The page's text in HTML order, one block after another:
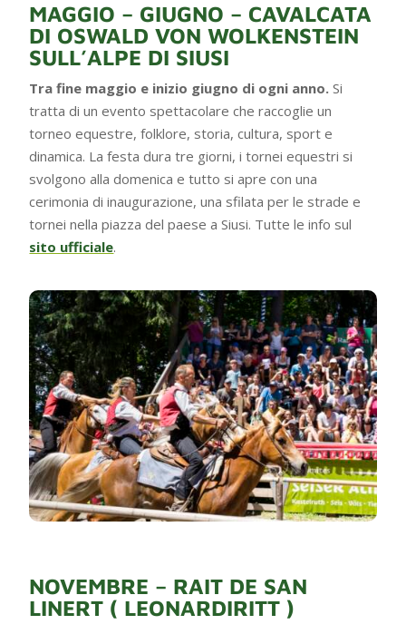
MAGGIO – GIUGNO – CAVALCATA
DI OSWALD VON WOLKENSTEIN
SULL’ALPE DI SIUSI
Tra fine maggio e inizio giugno di ogni anno. Si
tratta di un evento spettacolare che raccoglie un
torneo equestre, folklore, storia, cultura, sport e
dinamica. La festa dura tre giorni, i tornei equestri si
svolgono alla domenica e tutto si apre con una
cerimonia di inaugurazione, una sfilata per le strade e
tornei nella piazza del paese a Siusi. Tutte le info sul
sito ufficiale.
NOVEMBRE – RAIT DE SAN
LINERT ( LEONARDIRITT )